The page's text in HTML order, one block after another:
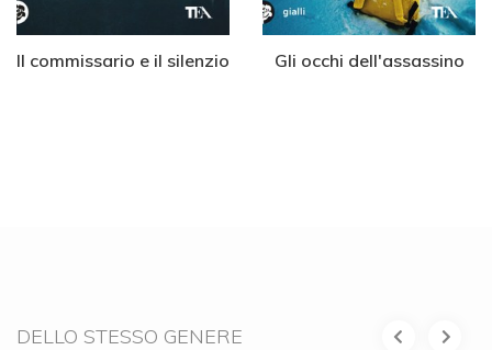
Il commissario e il silenzio Gli occhi dell'assassino
DELLO STESSO GENERE